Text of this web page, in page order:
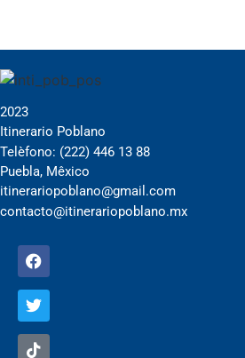
2023
Itinerario Poblano
Telèfono: (222) 446 13 88
Puebla, Mêxico
itinerariopoblano@gmail.com
contacto@itinerariopoblano.mx